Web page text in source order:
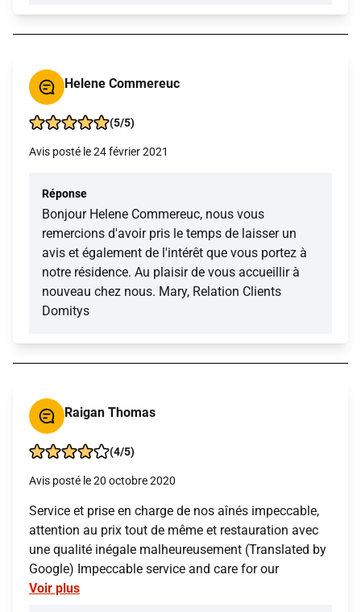
Helene Commereuc
(5/5)
Avis posté le 24 février 2021
Réponse
Bonjour Helene Commereuc, nous vous
remercions d'avoir pris le temps de laisser un
avis et également de l'intérêt que vous portez à
notre résidence. Au plaisir de vous accueillir à
nouveau chez nous. Mary, Relation Clients
Domitys
Raigan Thomas
(4/5)
Avis posté le 20 octobre 2020
Service et prise en charge de nos aînés impeccable,
attention au prix tout de même et restauration avec
une qualité inégale malheureusement (Translated by
Google) Impeccable service and care for our
Voir plus